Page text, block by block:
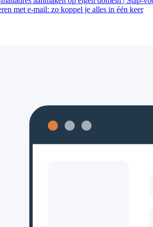
met e-mail: zo koppel je alles in één keer